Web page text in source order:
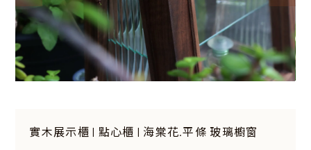
實木展示櫃 | 點心櫃 | 海棠花.平條 玻璃櫥窗